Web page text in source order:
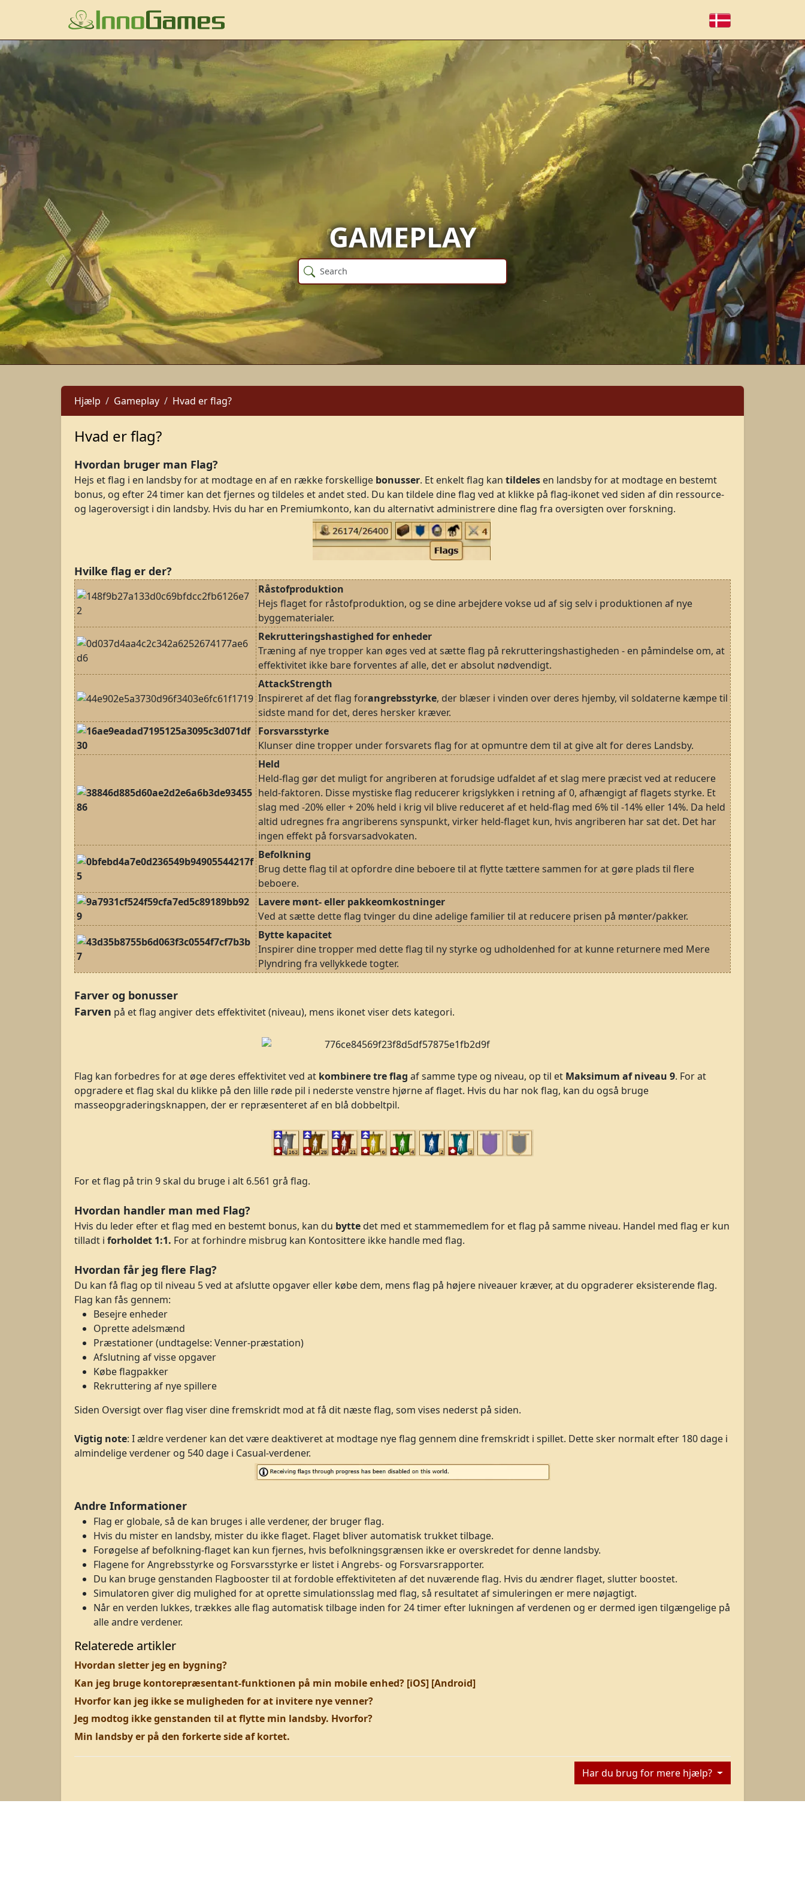
GAMEPLAY
Hjælp Gameplay Hvad er flag?
Hvad er flag?
Hvordan bruger man Flag?
Hejs et flag i en landsby for at modtage en af en række forskellige bonusser. Et enkelt flag kan tildeles en landsby for at modtage en bestemt
bonus, og efter 24 timer kan det fjernes og tildeles et andet sted. Du kan tildele dine flag ved at klikke på flag-ikonet ved siden af din ressource-
og lageroversigt i din landsby. Hvis du har en Premiumkonto, kan du alternativt administrere dine flag fra oversigten over forskning.
Hvilke flag er der?
Råstofproduktion
Hejs flaget for råstofproduktion, og se dine arbejdere vokse ud af sig selv i produktionen af nye
byggematerialer.
Rekrutteringshastighed for enheder
Træning af nye tropper kan øges ved at sætte flag på rekrutteringshastigheden - en påmindelse om, at
effektivitet ikke bare forventes af alle, det er absolut nødvendigt.
AttackStrength
Inspireret af det flag forangrebsstyrke, der blæser i vinden over deres hjemby, vil soldaterne kæmpe til
sidste mand for det, deres hersker kræver.
Forsvarsstyrke
Klunser dine tropper under forsvarets flag for at opmuntre dem til at give alt for deres Landsby.
Held
Held-flag gør det muligt for angriberen at forudsige udfaldet af et slag mere præcist ved at reducere
held-faktoren. Disse mystiske flag reducerer krigslykken i retning af 0, afhængigt af flagets styrke. Et
slag med -20% eller + 20% held i krig vil blive reduceret af et held-flag med 6% til -14% eller 14%. Da held
altid udregnes fra angriberens synspunkt, virker held-flaget kun, hvis angriberen har sat det. Det har
ingen effekt på forsvarsadvokaten.
Befolkning
Brug dette flag til at opfordre dine beboere til at flytte tættere sammen for at gøre plads til flere
beboere.
Lavere mønt- eller pakkeomkostninger
Ved at sætte dette flag tvinger du dine adelige familier til at reducere prisen på mønter/pakker.
Bytte kapacitet
Inspirer dine tropper med dette flag til ny styrke og udholdenhed for at kunne returnere med Mere
Plyndring fra vellykkede togter.
Farver og bonusser
Farven på et flag angiver dets effektivitet (niveau), mens ikonet viser dets kategori.
Flag kan forbedres for at øge deres effektivitet ved at kombinere tre flag af samme type og niveau, op til et Maksimum af niveau 9. For at
opgradere et flag skal du klikke på den lille røde pil i nederste venstre hjørne af flaget. Hvis du har nok flag, kan du også bruge
masseopgraderingsknappen, der er repræsenteret af en blå dobbeltpil.
For et flag på trin 9 skal du bruge i alt 6.561 grå flag.
Hvordan handler man med Flag?
Hvis du leder efter et flag med en bestemt bonus, kan du byttedet med et stammemedlem for et flag på samme niveau. Handel med flag er kun
tilladt i forholdet 1:1. For at forhindre misbrug kan Kontosittere ikke handle med flag.
Hvordan får jeg flere Flag?
Du kan få flag op til niveau 5 ved at afslutte opgaver eller købe dem, mens flag på højere niveauer kræver, at du opgraderer eksisterende flag.
Flag kan fås gennem:
Besejre enheder
Oprette adelsmænd
Præstationer (undtagelse: Venner-præstation)
Afslutning af visse opgaver
Købe flagpakker
Rekruttering af nye spillere
Siden Oversigt over flag viser dine fremskridt mod at få dit næste flag, som vises nederst på siden.
Vigtig note: I ældre verdener kan det være deaktiveret at modtage nye flag gennem dine fremskridt i spillet. Dette sker normalt efter 180 dage i
almindelige verdener og 540 dage i Casual-verdener.
Andre Informationer
Flag er globale, så de kan bruges i alle verdener, der bruger flag.
Hvis du mister en landsby, mister du ikke flaget. Flaget bliver automatisk trukket tilbage.
Forøgelse af befolkning-flaget kan kun fjernes, hvis befolkningsgrænsen ikke er overskredet for denne landsby.
Flagene for Angrebsstyrke og Forsvarsstyrke er listet i Angrebs- og Forsvarsrapporter.
Du kan bruge genstanden Flagbooster til at fordoble effektiviteten af det nuværende flag. Hvis du ændrer flaget, slutter boostet.
Simulatoren giver dig mulighed for at oprette simulationsslag med flag, så resultatet af simuleringen er mere nøjagtigt.
Når en verden lukkes, trækkes alle flag automatisk tilbage inden for 24 timer efter lukningen af verdenen og er dermed igen tilgængelige på
alle andre verdener.
Relaterede artikler
Hvordan sletter jeg en bygning?
Kan jeg bruge kontorepræsentant-funktionen på min mobile enhed? [iOS] [Android]
Hvorfor kan jeg ikke se muligheden for at invitere nye venner?
Jeg modtog ikke genstanden til at flytte min landsby. Hvorfor?
Min landsby er på den forkerte side af kortet.
Har du brug for mere hjælp?